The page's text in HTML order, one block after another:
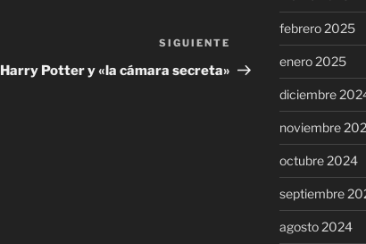
Siguiente
entrada
SIGUIENTE
Harry Potter y «la cámara secreta»
febrero 2025
enero 2025
diciembre
noviembre
octubre 2024
septiembre
agosto 2024